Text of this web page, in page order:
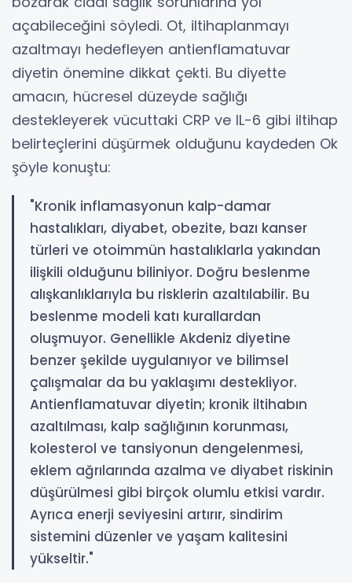
açabileceğini söyledi. Ot, iltihaplanmayı
azaltmayı hedefleyen antienflamatuvar
diyetin önemine dikkat çekti. Bu diyette
amacın, hücresel düzeyde sağlığı
destekleyerek vücuttaki CRP ve IL-6 gibi iltihap
belirteçlerini düşürmek olduğunu kaydeden Ok
şöyle konuştu:
"Kronik inflamasyonun kalp-damar
hastalıkları, diyabet, obezite, bazı kanser
türleri ve otoimmün hastalıklarla yakından
ilişkili olduğunu biliniyor. Doğru beslenme
alışkanlıklarıyla bu risklerin azaltılabilir. Bu
beslenme modeli katı kurallardan
oluşmuyor. Genellikle Akdeniz diyetine
benzer şekilde uygulanıyor ve bilimsel
çalışmalar da bu yaklaşımı destekliyor.
Antienflamatuvar diyetin; kronik iltihabın
azaltılması, kalp sağlığının korunması,
kolesterol ve tansiyonun dengelenmesi,
eklem ağrılarında azalma ve diyabet riskinin
düşürülmesi gibi birçok olumlu etkisi vardır.
Ayrıca enerji seviyesini artırır, sindirim
sistemini düzenler ve yaşam kalitesini
yükseltir."